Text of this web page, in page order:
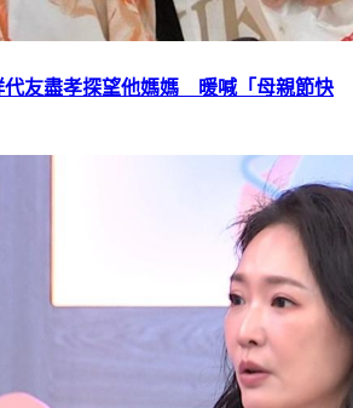
代友盡孝探望他媽媽 暖喊「母親節快